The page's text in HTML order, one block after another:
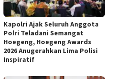
Kapolri Ajak Seluruh Anggota
Polri Teladani Semangat
Hoegeng, Hoegeng Awards
2026 Anugerahkan Lima Polisi
Inspiratif